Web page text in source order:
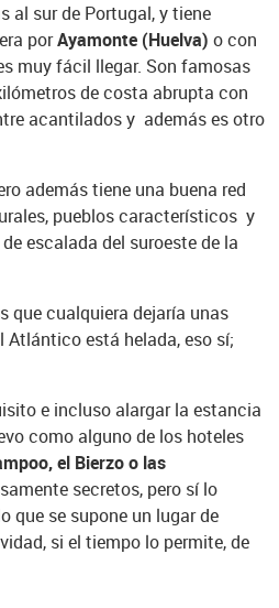
al sur de Portugal, y tiene
porAyamonte (Huelva) o con
muy fácil llegar. Son famosas
de costa abrupta con
acantilados y además es otro
además tiene una buena red
pueblos característicos y
escalada del suroeste de la
que cualquiera dejaría unas
Atlántico está helada, eso sí;
e incluso alargar la estancia
como alguno de los hoteles
el Bierzo o las
secretos, pero sí lo
que se supone un lugar de
si el tiempo lo permite, de